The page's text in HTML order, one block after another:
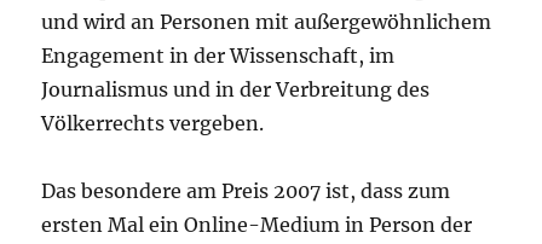
und wird an Personen mit außergewöhnlichem
Engagement in der Wissenschaft, im
Journalismus und in der Verbreitung des
Völkerrechts vergeben.
Das besondere am Preis 2007 ist, dass zum
ersten Mal ein Online-Medium in Person der